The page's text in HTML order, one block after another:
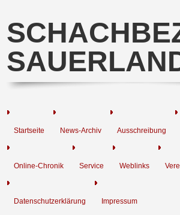
Startseite News-Archiv Ausschreibung
Online-Chronik Service Weblinks
Datenschutzerklärung Impressum